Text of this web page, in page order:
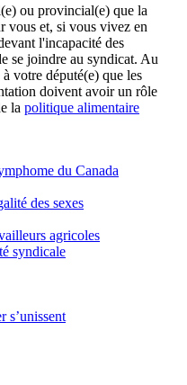
ou provincial(e) que la
vous et, si vous vivez en
l'incapacité des
se joindre au syndicat. Au
votre député(e) que les
doivent avoir un rôle
la politique alimentaire
du Canada
des sexes
agricoles
syndicale
s’unissent